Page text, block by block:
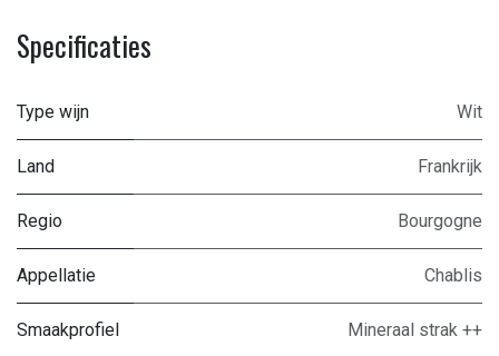
Specificaties
Type wijn Wit
Land Frankrijk
Regio Bourgogne
Appellatie Chablis
Smaakprofiel Mineraal strak ++